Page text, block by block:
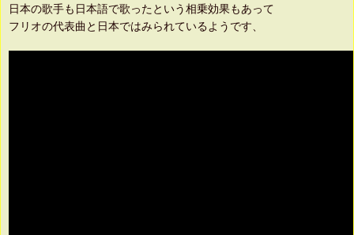
日本の歌手も日本語で歌ったという相乗効果もあって
フリオの代表曲と日本ではみられているようです、